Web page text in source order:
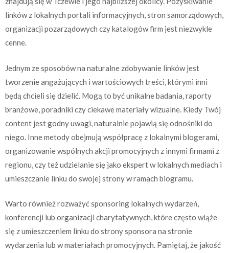
linków z lokalnych portali informacyjnych, stron samorządowych,
organizacji pozarządowych czy katalogów firm jest niezwykle
cenne.
Jednym ze sposobów na naturalne zdobywanie linków jest
tworzenie angażujących i wartościowych treści, którymi inni
będą chcieli się dzielić. Mogą to być unikalne badania, raporty
branżowe, poradniki czy ciekawe materiały wizualne. Kiedy Twój
content jest godny uwagi, naturalnie pojawią się odnośniki do
niego. Inne metody obejmują współpracę z lokalnymi blogerami,
organizowanie wspólnych akcji promocyjnych z innymi firmami z
regionu, czy też udzielanie się jako ekspert w lokalnych mediach i
umieszczanie linku do swojej strony w ramach biogramu.
Warto również rozważyć sponsoring lokalnych wydarzeń,
konferencji lub organizacji charytatywnych, które często wiąże
się z umieszczeniem linku do strony sponsora na stronie
wydarzenia lub w materiałach promocyjnych. Pamiętaj, że jakość